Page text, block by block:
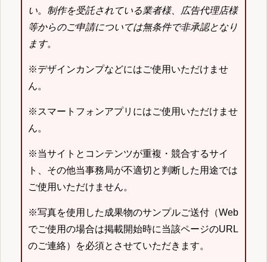
い。 制作を受託されている業者様、広告代理店様
等からのご申請については無条件で非承認となり
ます。
※デザインカンプなどにはご使用いただけませ
ん。
※スマートフォンアプリにはご使用いただけませ
ん。
※当サイトとコンテンツが重複・競合するサイ
ト、その他当事務局が不適切と判断した用途では
ご使用いただけません。
※写真を使用した成果物のサンプルご送付（Web
でご使用の場合は掲載開始時に当該ページのURL
のご連絡）を必須とさせていただきます。